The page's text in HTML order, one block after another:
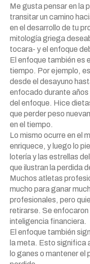
Me gusta pensar en la
transitar un camino
en el desarrollo de tu
mitología griega
tocara- y el enfoque
El enfoque también es
tiempo. Por ejemplo,
desde el desayuno
enfocado durante
del enfoque. Hice
que perder peso
en el tiempo.
Lo mismo ocurre en el
enriquece, y luego lo
lotería y las estrellas
que ilustran la perdida
Muchos atletas
mucho para ganar
profesionales, pero
retirarse. Se enfocaron
inteligencia financiera.
El enfoque también
la meta. Esto significa
lo ganes o mantener el